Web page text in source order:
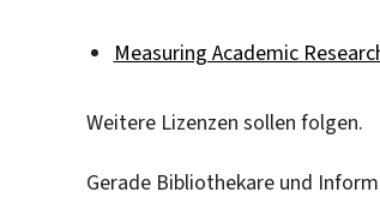
Measuring Academic
Weitere Lizenzen sollen folgen.
Gerade Bibliothekare und